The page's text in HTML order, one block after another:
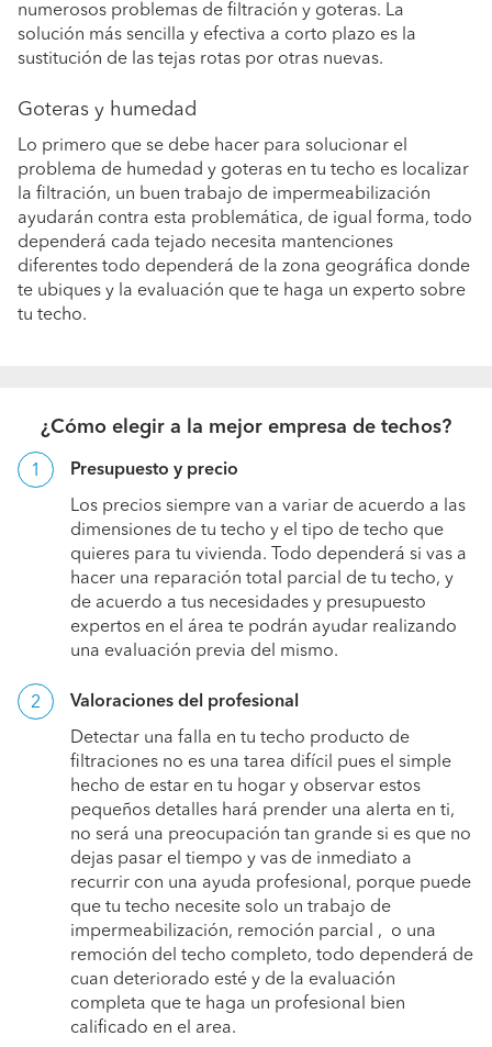
numerosos problemas de filtración y goteras. La
solución más sencilla y efectiva a corto plazo es la
sustitución de las tejas rotas por otras nuevas.
Goteras y humedad
Lo primero que se debe hacer para solucionar el
problema de humedad y goteras en tu techo es localizar
la filtración, un buen trabajo de impermeabilización
ayudarán contra esta problemática, de igual forma, todo
dependerá cada tejado necesita mantenciones
diferentes todo dependerá de la zona geográfica donde
te ubiques y la evaluación que te haga un experto sobre
tu techo.
¿Cómo elegir a la mejor empresa de techos?
Presupuesto y precio
Los precios siempre van a variar de acuerdo a las
dimensiones de tu techo y el tipo de techo que
quieres para tu vivienda. Todo dependerá si vas a
hacer una reparación total parcial de tu techo, y
de acuerdo a tus necesidades y presupuesto
expertos en el área te podrán ayudar realizando
una evaluación previa del mismo.
Valoraciones del profesional
Detectar una falla en tu techo producto de
filtraciones no es una tarea difícil pues el simple
hecho de estar en tu hogar y observar estos
pequeños detalles hará prender una alerta en ti,
no será una preocupación tan grande si es que no
dejas pasar el tiempo y vas de inmediato a
recurrir con una ayuda profesional, porque puede
que tu techo necesite solo un trabajo de
impermeabilización, remoción parcial , o una
remoción del techo completo, todo dependerá de
cuan deteriorado esté y de la evaluación
completa que te haga un profesional bien
calificado en el area.